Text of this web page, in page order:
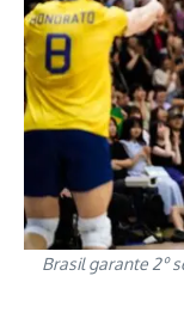
Brasil garante 2º